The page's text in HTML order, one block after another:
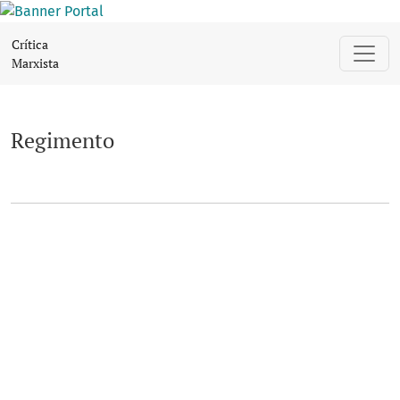
Regimento
Crítica
Marxista
Regimento